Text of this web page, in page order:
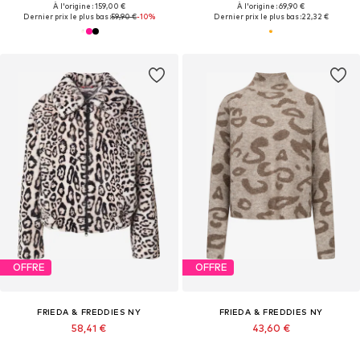
À l'origine : 159,00 €
Dernier prix le plus bas :59,90 €-10%
À l'origine : 69,90 €
Dernier prix le plus bas :22,32 €
OFFRE
FRIEDA & FREDDIES NY
58,41 €
OFFRE
FRIEDA & FREDDIES NY
43,60 €